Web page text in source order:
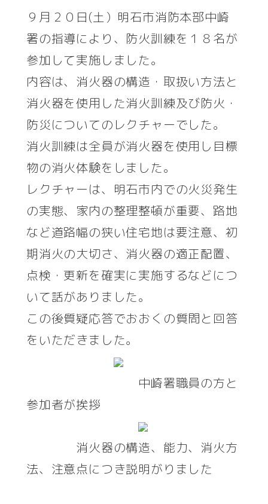
９月２０日(土）明石市消防本部中崎
署の指導により、防火訓練を１８名が
参加して実施しました。
内容は、消火器の構造・取扱い方法と
消火器を使用した消火訓練及び防火・
防災についてのレクチャーでした。
消火訓練は全員が消火器を使用し目標
物の消火体験をしました。
レクチャーは、明石市内での火災発生
の実態、家内の整理整頓が重要、路地
など道路幅の狭い住宅地は要注意、初
期消火の大切さ、消火器の適正配置、
点検・更新を確実に実施するなどにつ
いて話がありました。
この後質疑応答でおおくの質問と回答
をいただきました。
中崎署職員の方と
参加者が挨拶
消火器の構造、能力、消火方
法、注意点につき説明がりました